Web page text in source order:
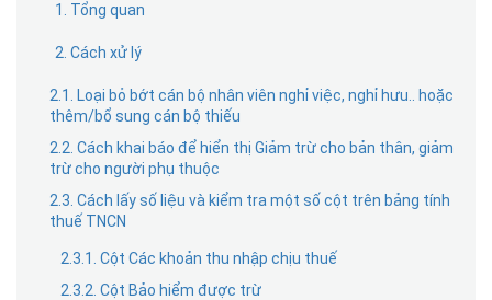
1. Tổng quan
2. Cách xử lý
2.1. Loại bỏ bớt cán bộ nhân viên nghỉ việc, nghỉ hưu.. hoặc
thêm/bổ sung cán bộ thiếu
2.2. Cách khai báo để hiển thị Giảm trừ cho bản thân, giảm
trừ cho người phụ thuộc
2.3. Cách lấy số liệu và kiểm tra một số cột trên bảng tính
thuế TNCN
2.3.1. Cột Các khoản thu nhập chịu thuế
2.3.2. Cột Bảo hiểm được trừ